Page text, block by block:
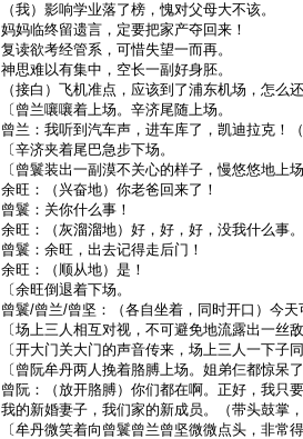
（我）影响学业落了榜，愧对父母大不该。
妈妈临终留遗言，定要把家产夺回来！
复读欲考经管系，可惜失望一而再。
神思难以有集中，空长一副好身胚。
（接白）飞机准点，应该到了浦东机场，怎么
〔曾兰嚷嚷着上场。辛济尾随上场。
曾兰：我听到汽车声，进车库了，凯迪拉克！
〔辛济夹着尾巴急步下场。
〔曾鬟装出一副漠不关心的样子，慢悠悠地上
余旺：（兴奋地）你老爸回来了！
曾鬟：关你什么事！
余旺：（灰溜溜地）好，好，好，没我什么事
曾鬟：余旺，出去记得走后门！
余旺：（顺从地）是！
〔余旺倒退着下场。
曾鬟/曾兰/曾坚：（各自坐着，同时开口）今
〔场上三人相互对视，不可避免地流露出一丝
〔开大门关大门的声音传来，场上三人一下子
〔曾阮牟丹两人挽着胳膊上场。姐弟仨都惊呆
曾阮：（放开胳膊）你们都在啊。正好，我只
我的新婚妻子，我们家的新成员。（带头鼓掌
〔牟丹微笑着向曾鬟曾兰曾坚微微点头，非常